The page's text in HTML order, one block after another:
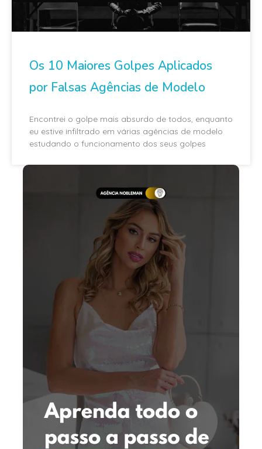
Os 10 Maiores Golpes Aplicados
por Falsas Agências de Modelo
Encontrei o golpe mais absurdo de todos, enquanto
eu estive infiltrado em várias agências de modelo
estudando o funcionamento dos seus golpes